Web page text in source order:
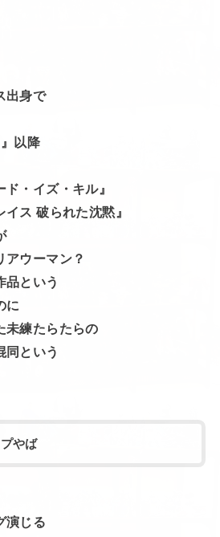
出身で
以降
ド・イズ・キル』
イス 破られた沈黙』
アウーマン？
品という
に
未練たらたらの
同という
やば
演じる